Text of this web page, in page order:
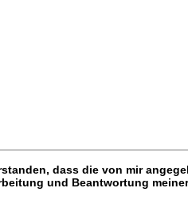
und Beantwortung